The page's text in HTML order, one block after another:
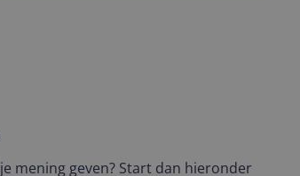
mening geven? Start dan hieronder